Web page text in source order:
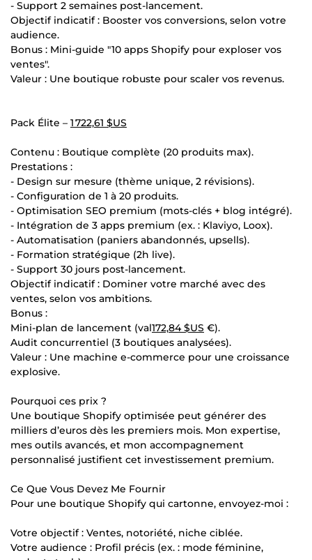
- Support 2 semaines post-lancement.
Objectif indicatif : Booster vos conversions, selon votre
audience.
Bonus : Mini-guide "10 apps Shopify pour exploser vos
ventes".
Valeur : Une boutique robuste pour scaler vos revenus.
Pack Élite – 1 722,61 $US
Contenu : Boutique complète (20 produits max).
Prestations :
- Design sur mesure (thème unique, 2 révisions).
- Configuration de 1 à 20 produits.
- Optimisation SEO premium (mots-clés + blog intégré).
- Intégration de 3 apps premium (ex. : Klaviyo, Loox).
- Automatisation (paniers abandonnés, upsells).
- Formation stratégique (2h live).
- Support 30 jours post-lancement.
Objectif indicatif : Dominer votre marché avec des
ventes, selon vos ambitions.
Bonus :
Mini-plan de lancement (val172,84 $US €).
Audit concurrentiel (3 boutiques analysées).
Valeur : Une machine e-commerce pour une croissance
explosive.
Pourquoi ces prix ?
Une boutique Shopify optimisée peut générer des
milliers d’euros dès les premiers mois. Mon expertise,
mes outils avancés, et mon accompagnement
personnalisé justifient cet investissement premium.
Ce Que Vous Devez Me Fournir
Pour une boutique Shopify qui cartonne, envoyez-moi :
Votre objectif : Ventes, notoriété, niche ciblée.
Votre audience : Profil précis (ex. : mode féminine,